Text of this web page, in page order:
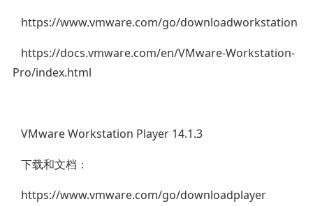
https://www.vmware.com/go/downloadworkstation
https://docs.vmware.com/en/VMware-Workstation-
Pro/index.html
VMware Workstation Player 14.1.3
下载和文档：
https://www.vmware.com/go/downloadplayer